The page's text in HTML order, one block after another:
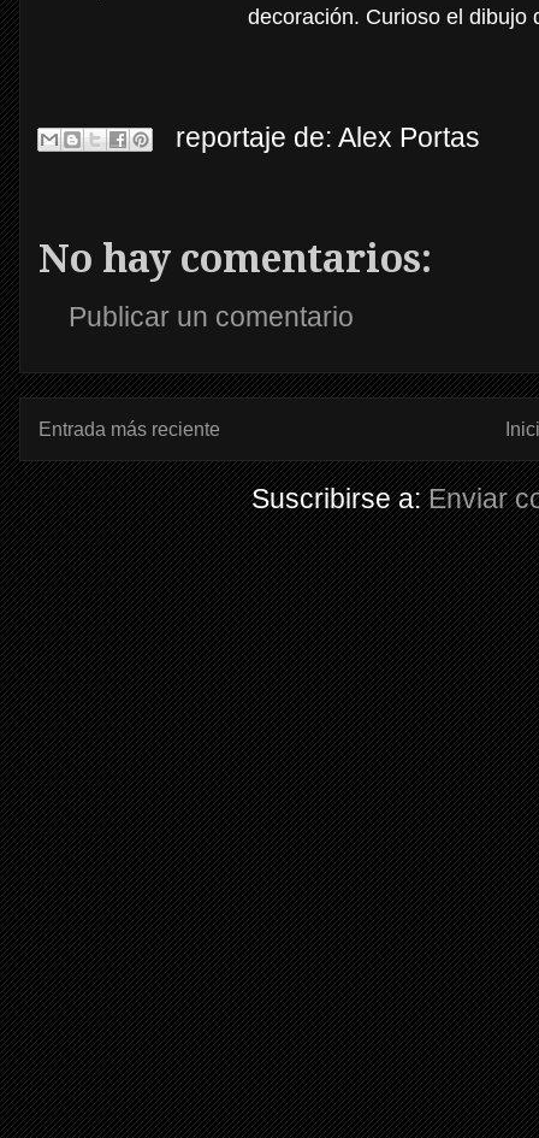
decoración. Curioso el
reportaje de: Alex Portas
No hay comentarios:
Publicar un comentario
Entrada más reciente
Suscribirse a:Enviar